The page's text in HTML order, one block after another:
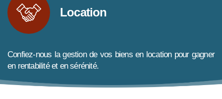
Location
Confiez-nous la gestion de vos biens en location pour gagner
en rentabilité et en sérénité.